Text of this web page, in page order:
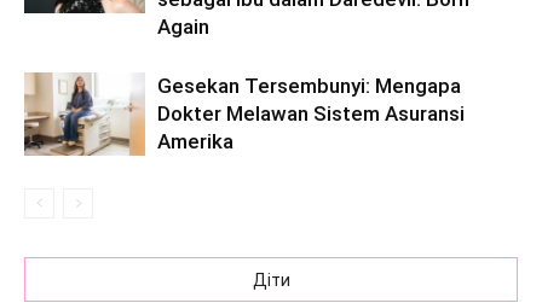
Again
Gesekan Tersembunyi: Mengapa
Dokter Melawan Sistem Asuransi
Amerika
Діти